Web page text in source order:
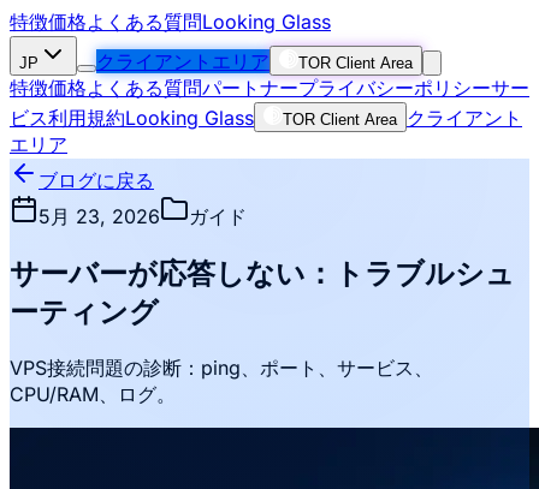
特徴価格よくある質問Looking Glass
JP クライアントエリア TOR Client Area
特徴価格よくある質問パートナープライバシーポリシーサー
ビス利用規約Looking Glass TOR Client Area
クライアント
エリア
ブログに戻る
5月 23, 2026
ガイド
サーバーが応答しない：トラブルシュ
ーティング
VPS接続問題の診断：ping、ポート、サービス、
CPU/RAM、ログ。